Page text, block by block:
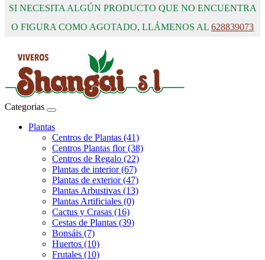
SI NECESITA ALGÚN PRODUCTO QUE NO ENCUENTRA
O FIGURA COMO AGOTADO, LLÁMENOS AL 628839073
Categorias
Plantas
Centros de Plantas (41)
Centros Plantas flor (38)
Centros de Regalo (22)
Plantas de interior (67)
Plantas de exterior (47)
Plantas Arbustivas (13)
Plantas Artificiales (0)
Cactus y Crasas (16)
Cestas de Plantas (39)
Bonsáis (7)
Huertos (10)
Frutales (10)